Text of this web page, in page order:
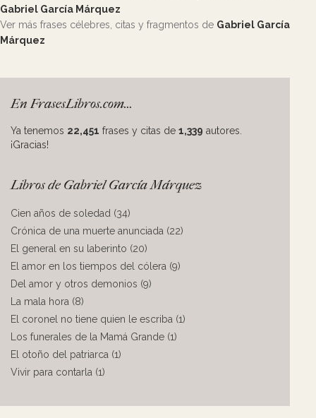
Gabriel García Márquez
Ver más frases célebres, citas y fragmentos de Gabriel García
Márquez
En FrasesLibros.com...
Ya tenemos 22,451 frases y citas de 1,339 autores.
¡Gracias!
Libros de Gabriel García Márquez
Cien años de soledad (34)
Crónica de una muerte anunciada (22)
El general en su laberinto (20)
El amor en los tiempos del cólera (9)
Del amor y otros demonios (9)
La mala hora (8)
El coronel no tiene quien le escriba (1)
Los funerales de la Mamá Grande (1)
El otoño del patriarca (1)
Vivir para contarla (1)